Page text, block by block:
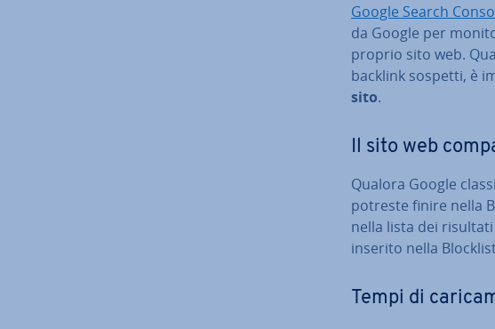
Google Search
da Google per
proprio sito web.
backlink sospetti, è
sito.
Il sito web
Qualora Google
potreste finire nella
nella lista dei
inserito nella
Tempi di